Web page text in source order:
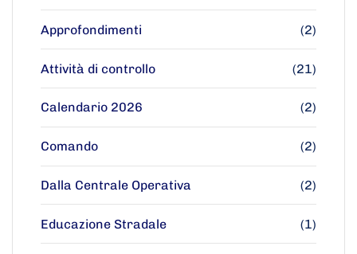
Approfondimenti (2)
Attività di controllo (21)
Calendario 2026 (2)
Comando (2)
Dalla Centrale Operativa (2)
Educazione Stradale (1)